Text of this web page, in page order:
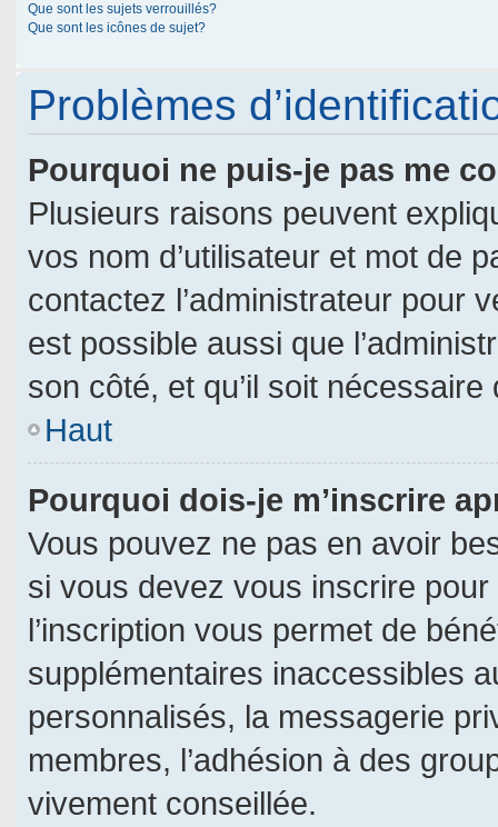
Que sont les sujets verrouillés?
Que sont les icônes de sujet?
Problèmes
Pourquoi ne puis-je pas me
Plusieurs raisons peuvent
vos nom d’utilisateur et mot de
contactez l’administrateur pour
est possible aussi que
son côté, et qu’il soit nécessaire
Haut
Pourquoi dois-je m’inscrire
Vous pouvez ne pas en avoir
si vous devez vous inscrire
l’inscription vous permet de
supplémentaires inaccessibles
personnalisés, la messagerie
membres, l’adhésion à des
vivement conseillée.